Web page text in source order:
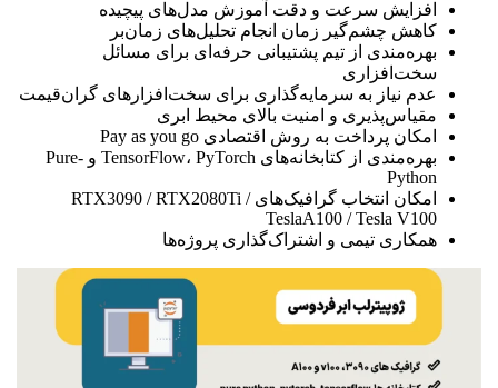
افزایش سرعت و دقت آموزش مدل‌های پیچیده
کاهش چشم‌گیر زمان انجام تحلیل‌های زمان‌بر
بهره‌مندی از تیم پشتیبانی حرفه‌ای برای مسائل
سخت‌افزاری
عدم نیاز به سرمایه‌گذاری‌ برای سخت‌افزارهای گران‌قیمت
مقیاس‌پذیری و امنیت بالای محیط ابری
امکان پرداخت به روش اقتصادی Pay as you go
بهره‌مندی از کتابخانه‌‌های TensorFlow، PyTorch و Pure-
Python
امکان انتخاب گرافیک‌های RTX3090 / RTX2080Ti /
TeslaA100 / Tesla V100
همکاری تیمی و اشتراک‌گذاری پروژه‌ها